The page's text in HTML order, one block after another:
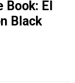
El
Black